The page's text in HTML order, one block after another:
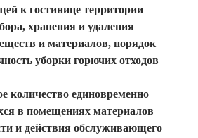
к гостинице территории
хранения и удаления
и материалов, порядок
уборки горючих отходов
количество единовременно
в помещениях материалов
и действия обслуживающего